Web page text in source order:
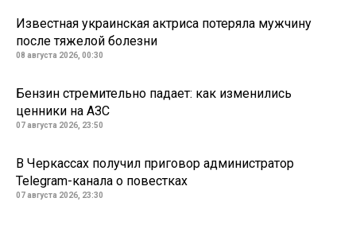
Известная украинская актриса потеряла мужчину
после тяжелой болезни
08 августа 2026, 00:30
Бензин стремительно падает: как изменились
ценники на АЗС
07 августа 2026, 23:50
В Черкассах получил приговор администратор
Telegram-канала о повестках
07 августа 2026, 23:30